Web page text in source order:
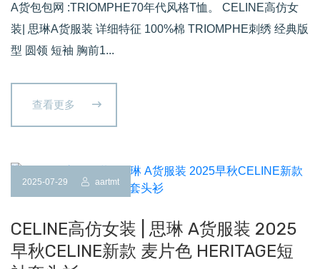
A货包包网 :TRIOMPHE70年代风格T恤。 CELINE高仿女
装| 思琳A货服装 详细特征 100%棉 TRIOMPHE刺绣 经典版
型 圆领 短袖 胸前1...
查看更多
2025-07-29 aartmt
CELINE高仿女装 | 思琳 A货服装 2025
早秋CELINE新款 麦片色 HERITAGE短